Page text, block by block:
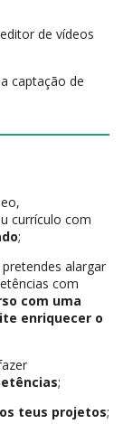
de vídeos
captação de
currículo com
;
alargar
com
com uma
enriquecer o
;
teus projetos;